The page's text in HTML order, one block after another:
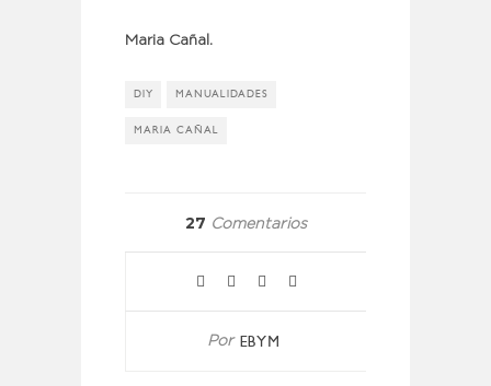
Maria Cañal.
DIY MANUALIDADES
MARIA CAÑAL
27 Comentarios
Por EBYM